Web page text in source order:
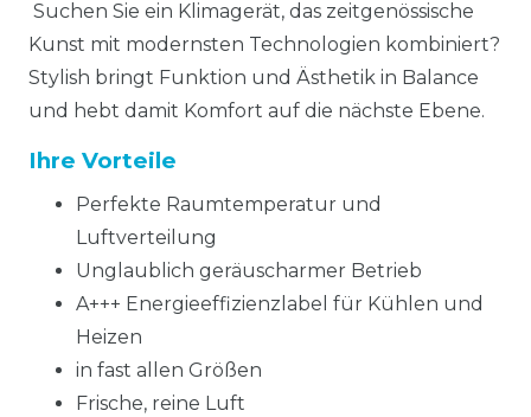
Suchen Sie ein Klimagerät, das zeitgenössische
Kunst mit modernsten Technologien kombiniert?
Stylish bringt Funktion und Ästhetik in Balance
und hebt damit Komfort auf die nächste Ebene.
Ihre Vorteile
Perfekte Raumtemperatur und
Luftverteilung
Unglaublich geräuscharmer Betrieb
A+++ Energieeffizienzlabel für Kühlen und
Heizen
in fast allen Größen
Frische, reine Luft